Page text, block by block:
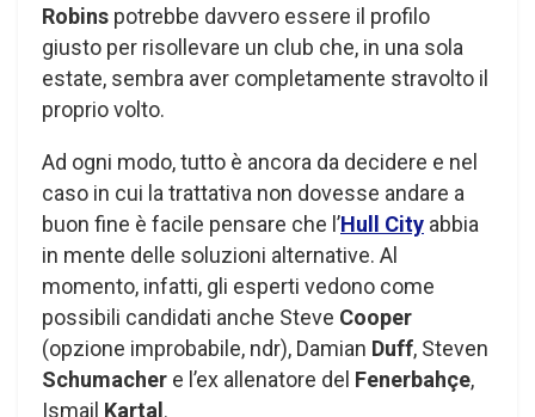
Robins potrebbe davvero essere il profilo
giusto per risollevare un club che, in una sola
estate, sembra aver completamente stravolto il
proprio volto.
Ad ogni modo, tutto è ancora da decidere e nel
caso in cui la trattativa non dovesse andare a
buon fine è facile pensare che l’Hull City abbia
in mente delle soluzioni alternative. Al
momento, infatti, gli esperti vedono come
possibili candidati anche Steve Cooper
(opzione improbabile, ndr), Damian Duff, Steven
Schumacher e l’ex allenatore del Fenerbahçe,
Ismail Kartal .